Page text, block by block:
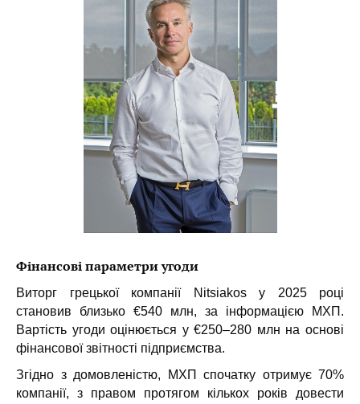
Фінансові параметри угоди
Виторг грецької компанії Nitsiakos у 2025 році
становив близько €540 млн, за інформацією МХП.
Вартість угоди оцінюється у €250–280 млн на основі
фінансової звітності підприємства.
Згідно з домовленістю, МХП спочатку отримує 70%
компанії, з правом протягом кількох років довести